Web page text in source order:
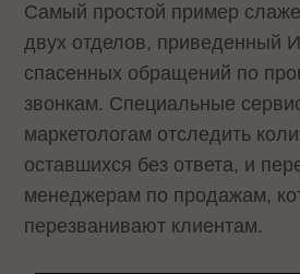
Самый простой пример
двух отделов, приведенный
спасенных обращений по
звонкам. Специальные
маркетологам отследить
оставшихся без ответа, и
менеджерам по продажам,
перезванивают клиентам.